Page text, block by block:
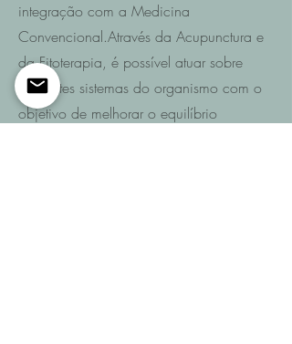
integração com a Medicina
Convencional.Através da Acupunctura e
da Fitoterapia, é possível atuar sobre
diferentes sistemas do organismo com o
objetivo de melhorar o equilíbrio